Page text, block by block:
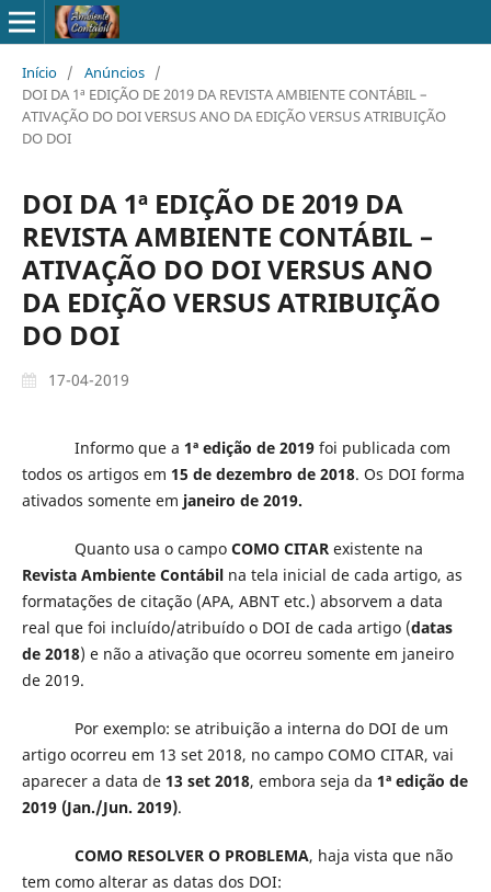
Início / Anúncios /
DOI DA 1ª EDIÇÃO DE 2019 DA REVISTA AMBIENTE CONTÁBIL –
ATIVAÇÃO DO DOI VERSUS ANO DA EDIÇÃO VERSUS ATRIBUIÇÃO
DO DOI
DOI DA 1ª EDIÇÃO DE 2019 DA
REVISTA AMBIENTE CONTÁBIL –
ATIVAÇÃO DO DOI VERSUS ANO
DA EDIÇÃO VERSUS ATRIBUIÇÃO
DO DOI
17-04-2019
Informo que a 1ª edição de 2019foi publicada com
todos os artigos em 15 de dezembro de 2018. Os DOI forma
ativados somente em janeiro de 2019.
Quanto usa o campo COMO CITARexistente na
Revista Ambiente Contábilna tela inicial de cada artigo, as
formatações de citação (APA, ABNT etc.) absorvem a data
real que foi incluído/atribuído o DOI de cada artigo (datas
de 2018) e não a ativação que ocorreu somente em janeiro
de 2019.
Por exemplo: se atribuição a interna do DOI de um
artigo ocorreu em 13 set 2018, no campo COMO CITAR, vai
aparecer a data de 13 set 2018, embora seja da 1ª edição de
2019 (Jan./Jun. 2019).
COMO RESOLVER O PROBLEMA, haja vista que não
tem como alterar as datas dos DOI: